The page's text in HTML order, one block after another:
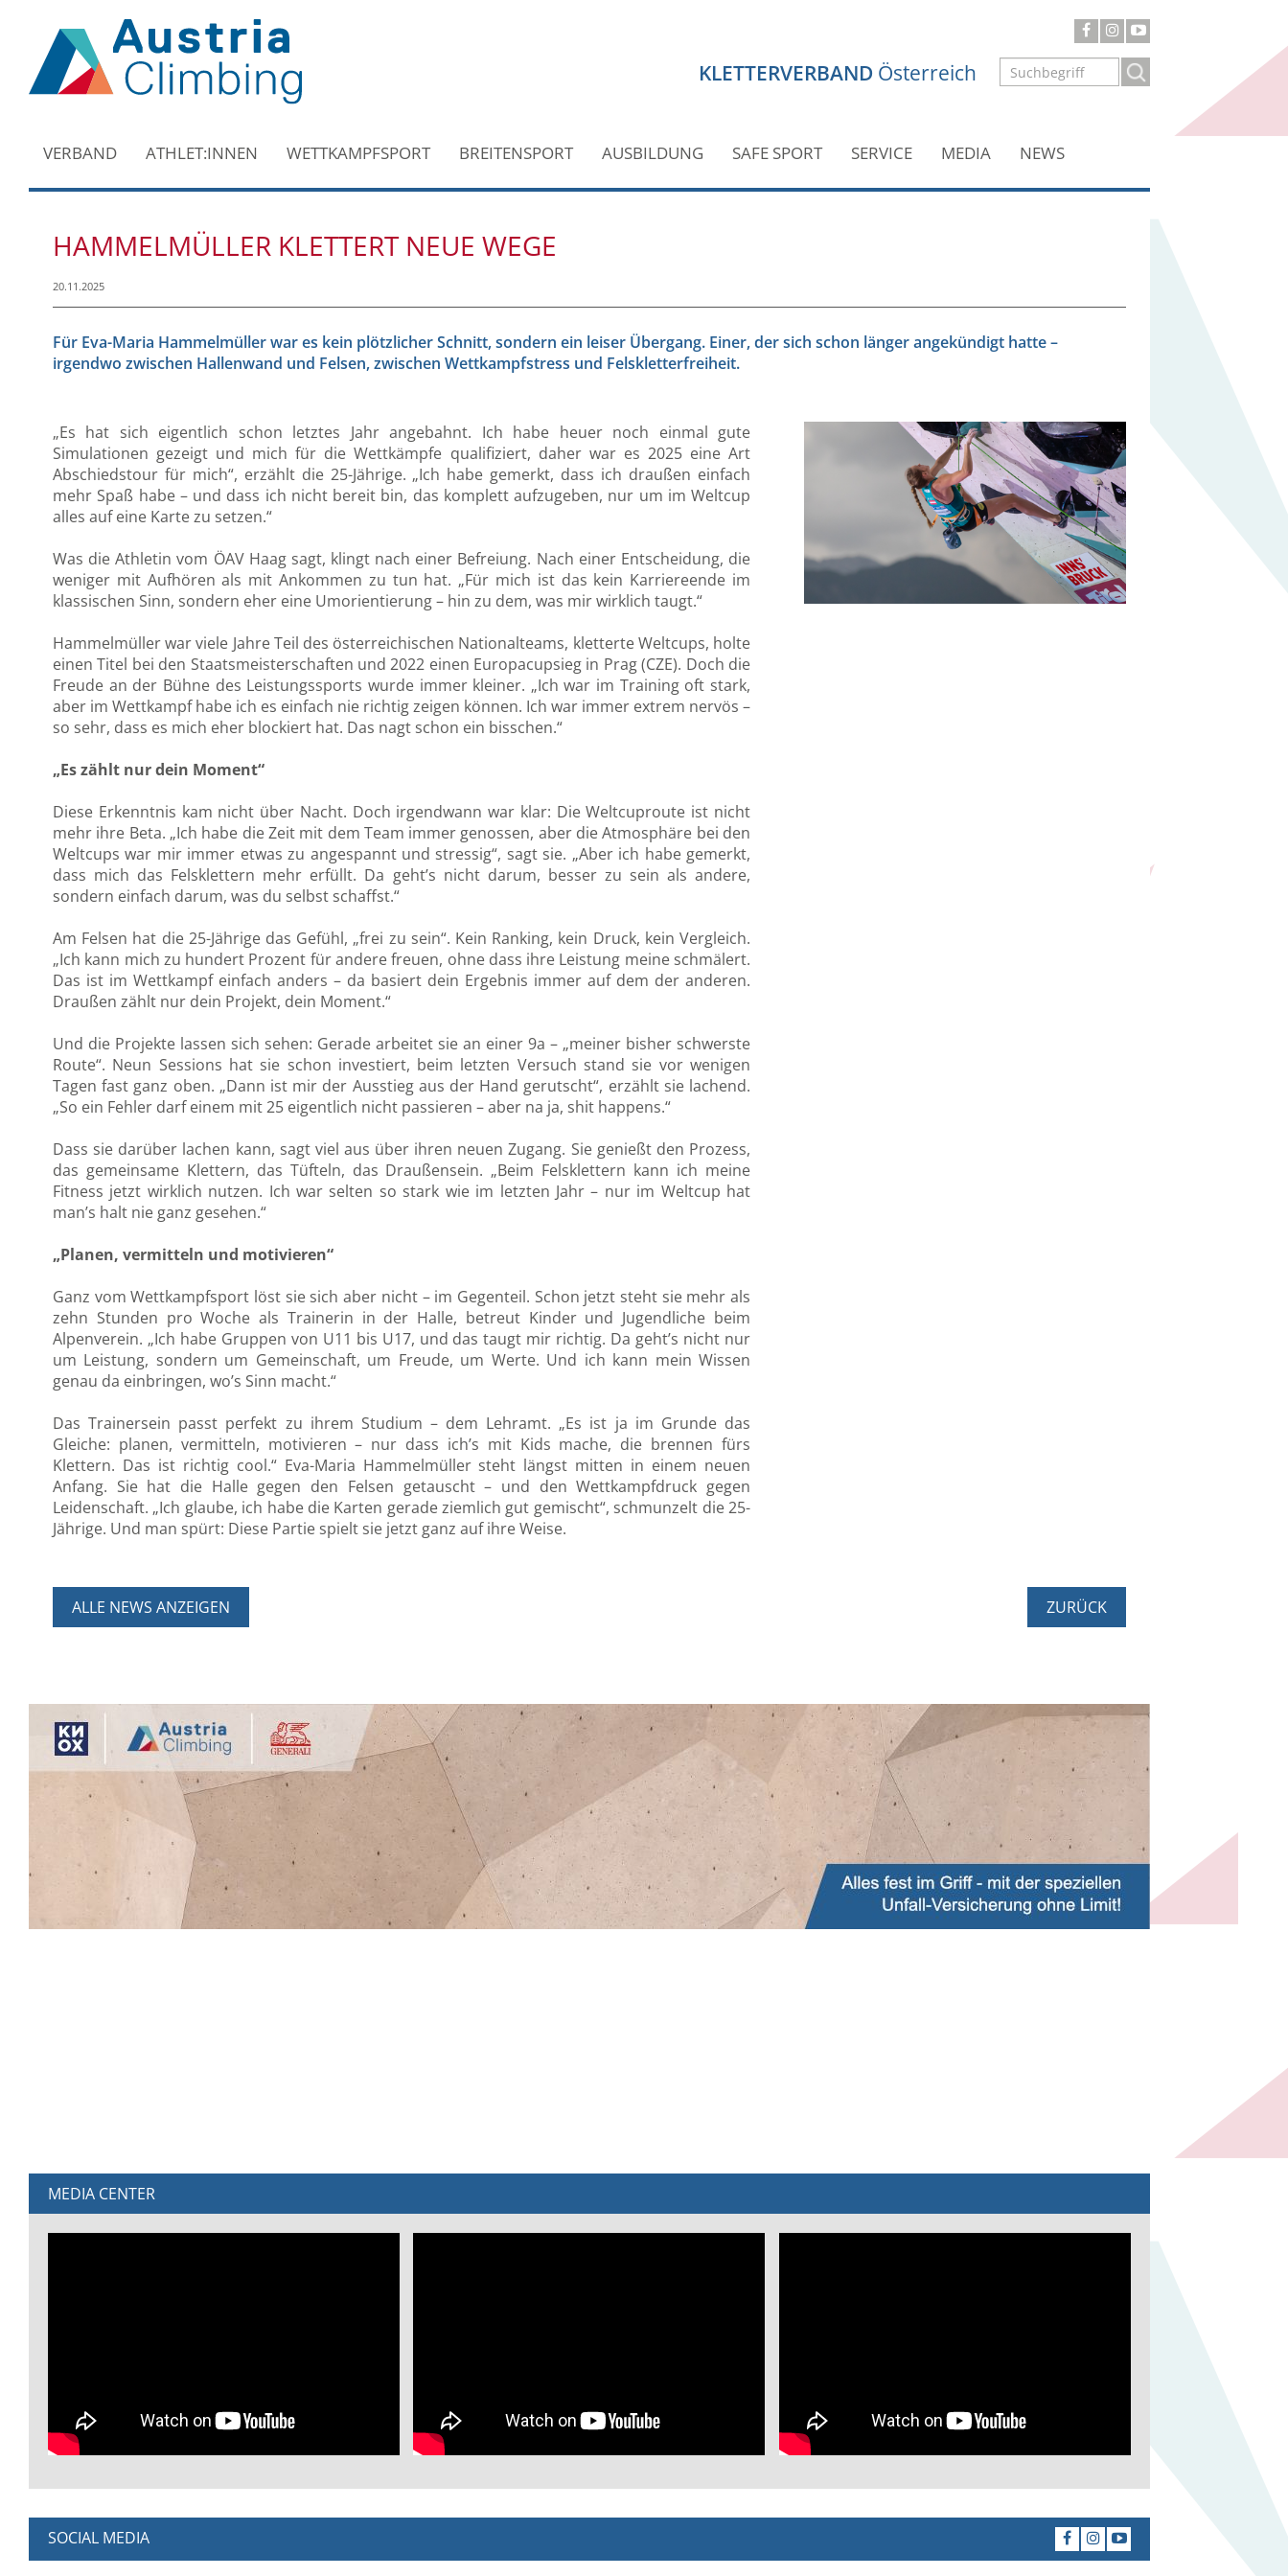
KLETTERVERBAND Österreich
VERBAND ATHLET:INNEN WETTKAMPFSPORT BREITENSPORT AUSBILDUNG SAFE SPORT SERVICE MEDIA NEWS
HAMMELMÜLLER KLETTERT NEUE WEGE
20.11.2025
Für Eva-Maria Hammelmüller war es kein plötzlicher Schnitt, sondern ein leiser Übergang. Einer, der sich schon länger angekündigt hatte –
irgendwo zwischen Hallenwand und Felsen, zwischen Wettkampfstress und Felskletterfreiheit.
„Es hat sich eigentlich schon letztes Jahr angebahnt. Ich habe heuer noch einmal gute
Simulationen gezeigt und mich für die Wettkämpfe qualifiziert, daher war es 2025 eine Art
Abschiedstour für mich“, erzählt die 25-Jährige. „Ich habe gemerkt, dass ich draußen einfach
mehr Spaß habe – und dass ich nicht bereit bin, das komplett aufzugeben, nur um im Weltcup
alles auf eine Karte zu setzen.“
Was die Athletin vom ÖAV Haag sagt, klingt nach einer Befreiung. Nach einer Entscheidung, die
weniger mit Aufhören als mit Ankommen zu tun hat. „Für mich ist das kein Karriereende im
klassischen Sinn, sondern eher eine Umorientierung – hin zu dem, was mir wirklich taugt.“
Hammelmüller war viele Jahre Teil des österreichischen Nationalteams, kletterte Weltcups, holte
einen Titel bei den Staatsmeisterschaften und 2022 einen Europacupsieg in Prag (CZE). Doch die
Freude an der Bühne des Leistungssports wurde immer kleiner. „Ich war im Training oft stark,
aber im Wettkampf habe ich es einfach nie richtig zeigen können. Ich war immer extrem nervös –
so sehr, dass es mich eher blockiert hat. Das nagt schon ein bisschen.“
„Es zählt nur dein Moment“
Diese Erkenntnis kam nicht über Nacht. Doch irgendwann war klar: Die Weltcuproute ist nicht
mehr ihre Beta. „Ich habe die Zeit mit dem Team immer genossen, aber die Atmosphäre bei den
Weltcups war mir immer etwas zu angespannt und stressig“, sagt sie. „Aber ich habe gemerkt,
dass mich das Felsklettern mehr erfüllt. Da geht’s nicht darum, besser zu sein als andere,
sondern einfach darum, was du selbst schaffst.“
Am Felsen hat die 25-Jährige das Gefühl, „frei zu sein“. Kein Ranking, kein Druck, kein Vergleich.
„Ich kann mich zu hundert Prozent für andere freuen, ohne dass ihre Leistung meine schmälert.
Das ist im Wettkampf einfach anders – da basiert dein Ergebnis immer auf dem der anderen.
Draußen zählt nur dein Projekt, dein Moment.“
Und die Projekte lassen sich sehen: Gerade arbeitet sie an einer 9a – „meiner bisher schwerste
Route“. Neun Sessions hat sie schon investiert, beim letzten Versuch stand sie vor wenigen
Tagen fast ganz oben. „Dann ist mir der Ausstieg aus der Hand gerutscht“, erzählt sie lachend.
„So ein Fehler darf einem mit 25 eigentlich nicht passieren – aber na ja, shit happens.“
Dass sie darüber lachen kann, sagt viel aus über ihren neuen Zugang. Sie genießt den Prozess,
das gemeinsame Klettern, das Tüfteln, das Draußensein. „Beim Felsklettern kann ich meine
Fitness jetzt wirklich nutzen. Ich war selten so stark wie im letzten Jahr – nur im Weltcup hat
man’s halt nie ganz gesehen.“
„Planen, vermitteln und motivieren“
Ganz vom Wettkampfsport löst sie sich aber nicht – im Gegenteil. Schon jetzt steht sie mehr als
zehn Stunden pro Woche als Trainerin in der Halle, betreut Kinder und Jugendliche beim
Alpenverein. „Ich habe Gruppen von U11 bis U17, und das taugt mir richtig. Da geht’s nicht nur
um Leistung, sondern um Gemeinschaft, um Freude, um Werte. Und ich kann mein Wissen
genau da einbringen, wo’s Sinn macht.“
Das Trainersein passt perfekt zu ihrem Studium – dem Lehramt. „Es ist ja im Grunde das
Gleiche: planen, vermitteln, motivieren – nur dass ich’s mit Kids mache, die brennen fürs
Klettern. Das ist richtig cool.“ Eva-Maria Hammelmüller steht längst mitten in einem neuen
Anfang. Sie hat die Halle gegen den Felsen getauscht – und den Wettkampfdruck gegen
Leidenschaft. „Ich glaube, ich habe die Karten gerade ziemlich gut gemischt“, schmunzelt die 25-
Jährige. Und man spürt: Diese Partie spielt sie jetzt ganz auf ihre Weise.
ALLE NEWS ANZEIGEN ZURÜCK
MEDIA CENTER
SOCIAL MEDIA